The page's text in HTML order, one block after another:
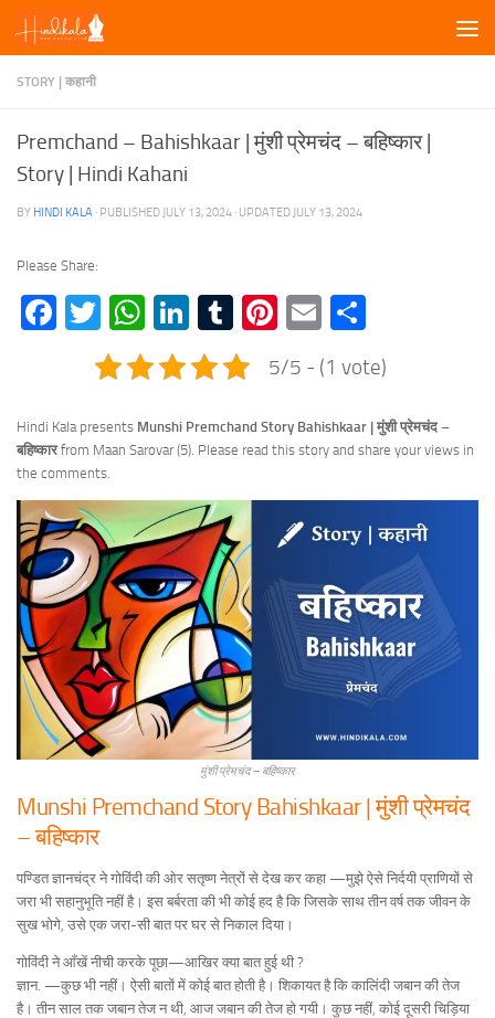
Skip to content
STORY | कहानी
Premchand – Bahishkaar | मुंशी प्रेमचंद – बहिष्कार |
Story | Hindi Kahani
BY HINDI KALA · PUBLISHED JULY 13, 2024 · UPDATED JULY 13, 2024
Please Share:
Facebook
TwitterWhatsApp
LinkedIn
TumblrPinterest
Email
5/5 - (1 vote)
Hindi Kala presents Munshi Premchand Story Bahishkaar | मुंशी प्रेमचंद –
बहिष्कारfrom Maan Sarovar (5). Please read this story and share your views in
the comments.
मुंशी प्रेमचंद – बहिष्कार
Munshi Premchand Story Bahishkaar | मुंशी प्रेमचंद
– बहिष्कार
पण्डित ज्ञानचंद्र ने गोविंदी की ओर सतृष्ण नेत्रों से देख कर कहा —मुझे ऐसे निर्दयी प्राणियों से
जरा भी सहानुभूति नहीं है। इस बर्बरता की भी कोई हद है कि जिसके साथ तीन वर्ष तक जीवन के
सुख भोगे, उसे एक जरा-सी बात पर घर से निकाल दिया।
गोविंदी ने आँखें नीची करके पूछा—आखिर क्या बात हुई थी ?
ज्ञान. —कुछ भी नहीं। ऐसी बातों में कोई बात होती है। शिकायत है कि कालिंदी जबान की तेज
है। तीन साल तक जबान तेज न थी, आज जबान की तेज हो गयी। कुछ नहीं, कोई दूसरी चिड़िया